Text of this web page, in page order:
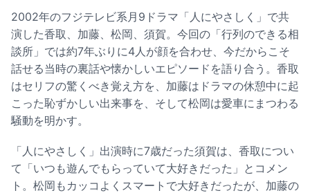
2002年のフジテレビ系月9ドラマ「人にやさしく」で共
演した香取、加藤、松岡、須賀。今回の「行列のできる相
談所」では約7年ぶりに4人が顔を合わせ、今だからこそ
話せる当時の裏話や懐かしいエピソードを語り合う。香取
はセリフの驚くべき覚え方を、加藤はドラマの休憩中に起
こった恥ずかしい出来事を、そして松岡は愛車にまつわる
騒動を明かす。
「人にやさしく」出演時に7歳だった須賀は、香取につい
て「いつも遊んでもらっていて大好きだった」とコメン
ト。松岡もカッコよくスマートで大好きだったが、加藤の